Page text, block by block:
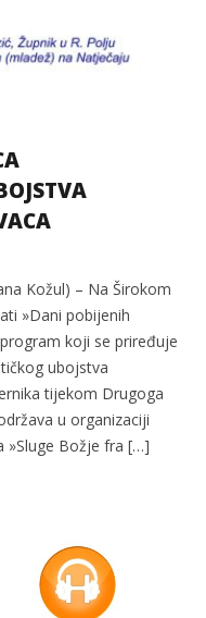
Kožul) – Na Širokom
»Dani pobijenih
koji se priređuje
ubojstva
tijekom Drugoga
u organizaciji
»Sluge Božje fra […]